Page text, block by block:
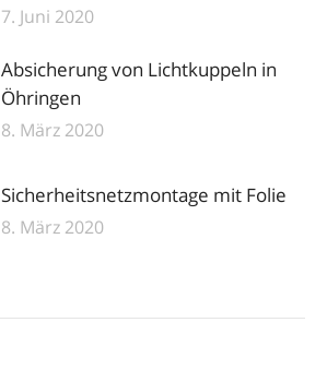
7. Juni 2020
Absicherung von Lichtkuppeln in
Öhringen
8. März 2020
Sicherheitsnetzmontage mit Folie
8. März 2020